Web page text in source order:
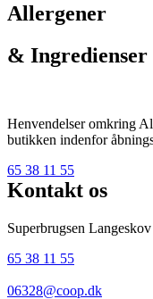
Allergener
& Ingredienser
Henvendelser omkring
butikken indenfor
65 38 11 55
Kontakt os
Superbrugsen Langeskov
65 38 11 55
06328@coop.dk